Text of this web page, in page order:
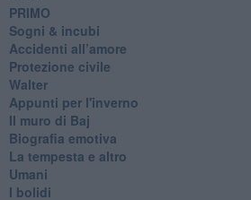
PRIMO
Sogni & incubi
Accidenti all’amore
Protezione civile
Walter
Appunti per l'inverno
Il muro di Baj
Biografia emotiva
La tempesta e altro
Umani
I bolidi